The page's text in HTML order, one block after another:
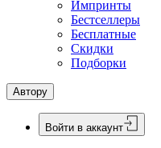
Импринты
Бестселлеры
Бесплатные
Скидки
Подборки
Автору
Войти в аккаунт